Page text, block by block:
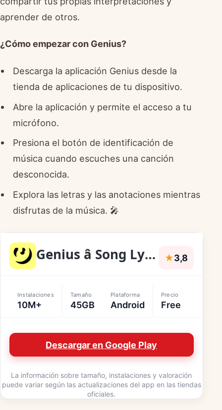
aprender de otros.
¿Cómo empezar con Genius?
Descarga la aplicación Genius desde la
tienda de aplicaciones de tu dispositivo.
Abre la aplicación y permite el acceso a tu
micrófono.
Presiona el botón de identificación de
música cuando escuches una canción
desconocida.
Explora las letras y las anotaciones mientras
disfrutas de la música. 🎤
Genius â Song Lyrics Finder ★3,8
Instalaciones
10M+
Tamaño
45GB
Plataforma
Android
Precio
Free
Descargar en Google Play
La información sobre tamaño, instalaciones y valoración
puede variar según las actualizaciones del app en las tiendas
oficiales.